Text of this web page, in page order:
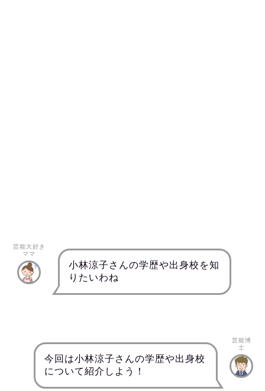
芸能大好き
ママ
小林涼子さんの学歴や出身校を知
りたいわね
今回は小林涼子さんの学歴や出身校
について紹介しよう！
芸能博
士